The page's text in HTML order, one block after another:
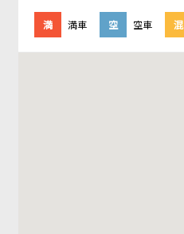
満 満車 空 空車 混